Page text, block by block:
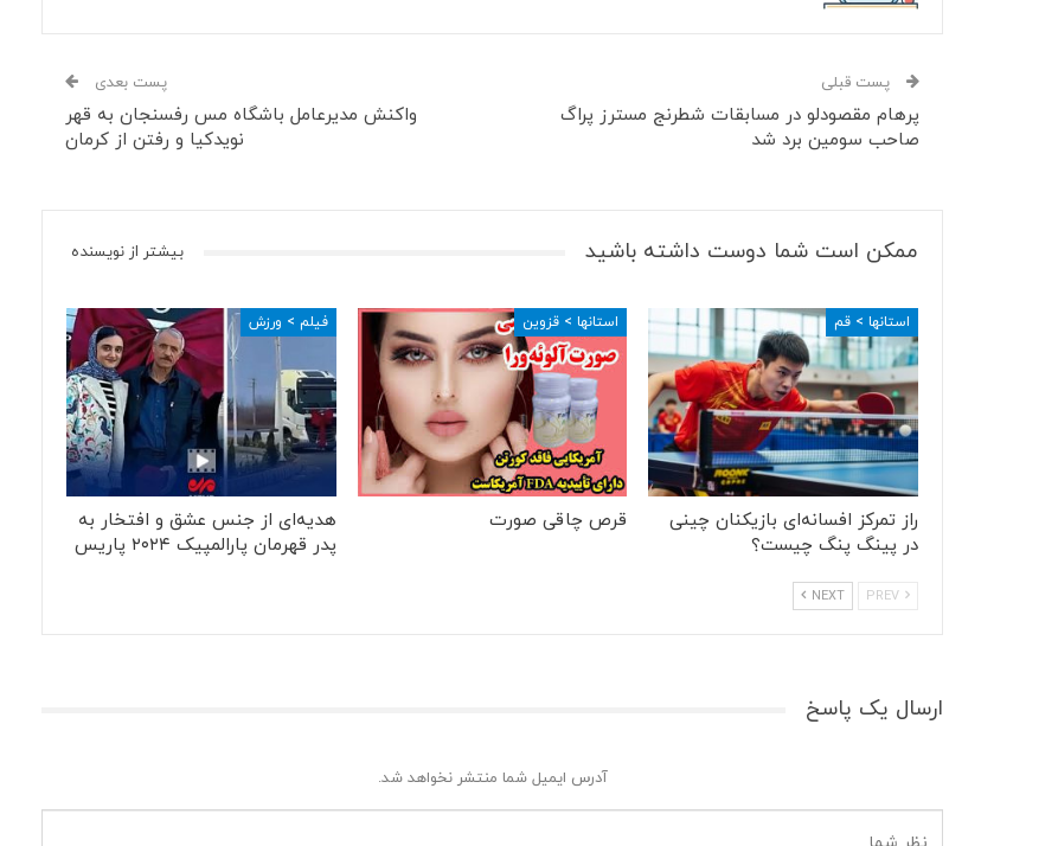
پست قبلی
پرهام مقصودلو در مسابقات شطرنج مسترز پراگ
صاحب سومین برد شد
پست بعدی
واکنش مدیرعامل باشگاه مس رفسنجان به قهر
نویدکیا و رفتن از کرمان
ممکن است شما دوست داشته باشید بیشتر از نویسنده
استانها > قم
راز تمرکز افسانه‌ای بازیکنان چینی
در پینگ پنگ چیست؟
استانها > قزوین
قرص چاقی صورت
فیلم > ورزش
هدیه‌ای از جنس عشق و افتخار به
پدر قهرمان پارالمپیک ۲۰۲۴ پاریس
NEXT
ارسال یک پاسخ
آدرس ایمیل شما منتشر نخواهد شد.